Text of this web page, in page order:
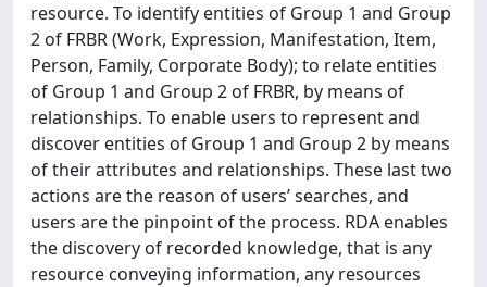
resource. To identify entities of Group 1 and Group
2 of FRBR (Work, Expression, Manifestation, Item,
Person, Family, Corporate Body); to relate entities
of Group 1 and Group 2 of FRBR, by means of
relationships. To enable users to represent and
discover entities of Group 1 and Group 2 by means
of their attributes and relationships. These last two
actions are the reason of users’ searches, and
users are the pinpoint of the process. RDA enables
the discovery of recorded knowledge, that is any
resource conveying information, any resources